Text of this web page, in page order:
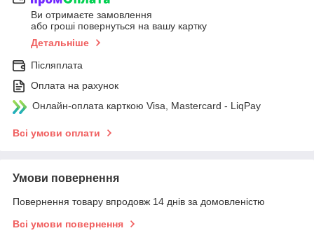
Ви отримаєте замовлення
або гроші повернуться на вашу картку
Детальніше
Післяплата
Оплата на рахунок
Онлайн-оплата карткою Visa, Mastercard - LiqPay
Всі умови оплати
Умови повернення
Повернення товару впродовж 14 днів за домовленістю
Всі умови повернення